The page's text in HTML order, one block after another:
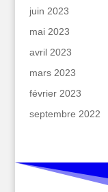
juin 2023
mai 2023
avril 2023
mars 2023
février 2023
septembre 2022